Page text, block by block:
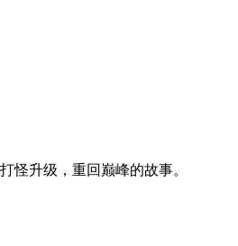
升级，重回巅峰的故事。